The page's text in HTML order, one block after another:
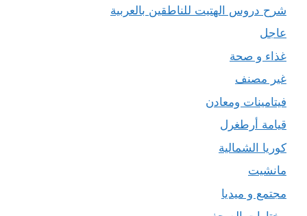
شرح دروس الهتيت للناطقين بالعربية
عاجل
غذاء و صحة
غير مصنف
فيتامينات ومعادن
قيامة أرطغرل
كوريا الشمالية
مانشيت
مجتمع و ميديا